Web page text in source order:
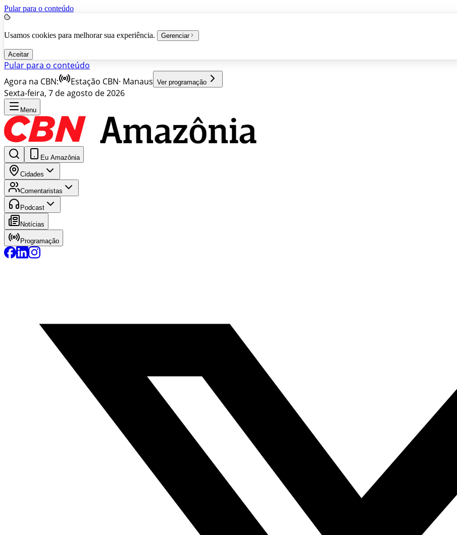
Pular para o conteúdo
Usamos cookies para melhorar sua experiência. Gerenciar
Aceitar
Pular para o conteúdo
Agora na CBN:
Estação CBN· Manaus Ver programação
Sexta-feira, 7 de agosto de 2026
Menu
Eu Amazônia
Cidades
Comentaristas
Podcast
Notícias
Programação